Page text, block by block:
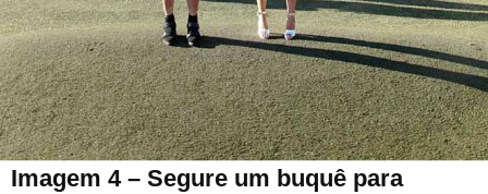
Imagem 4 – Segure um buquê para